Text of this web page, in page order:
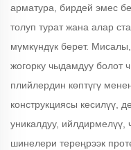
арматура, бирдей эмес
толуп турат жана алар
мүмкүндүк берет.
жогорку чыдамдуу болот
плийлердин көптүгү
конструкциясы кесилүү,
уникалдуу, ийлдирмелүү,
шинелери тереңрээк